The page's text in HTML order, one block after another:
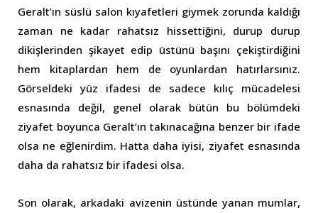
Geralt’ın süslü salon kıyafetleri giymek zorunda kaldığı
zaman ne kadar rahatsız hissettiğini, durup durup
dikişlerinden şikayet edip üstünü başını çekiştirdiğini
hem kitaplardan hem de oyunlardan hatırlarsınız.
Görseldeki yüz ifadesi de sadece kılıç mücadelesi
esnasında değil, genel olarak bütün bu bölümdeki
ziyafet boyunca Geralt’ın takınacağına benzer bir ifade
olsa ne eğlenirdim. Hatta daha iyisi, ziyafet esnasında
daha da rahatsız bir ifadesi olsa.
Son olarak, arkadaki avizenin üstünde yanan mumlar,